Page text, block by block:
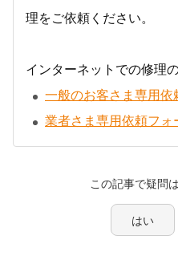
理をご依頼ください。
インターネットでの修理
一般のお客さま専用依
業者さま専用依頼フォ
この記事で疑問
はい